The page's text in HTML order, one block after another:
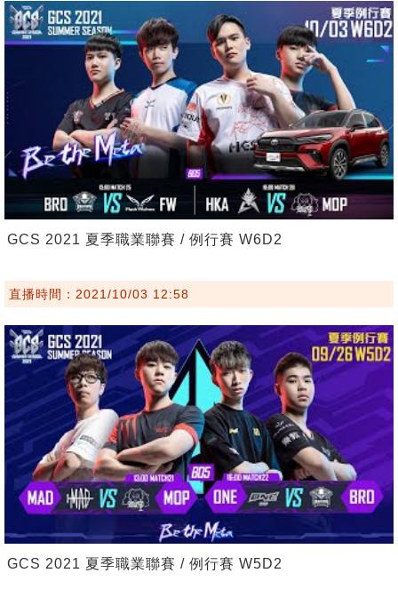
GCS 2021 夏季職業聯賽 / 例行賽 W6D2
直播時間：2021/10/03 12:58
GCS 2021 夏季職業聯賽 / 例行賽 W5D2